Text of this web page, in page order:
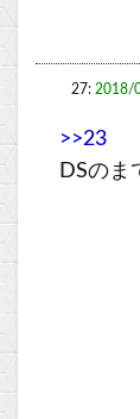
27: 2018/
>>23
DSのま